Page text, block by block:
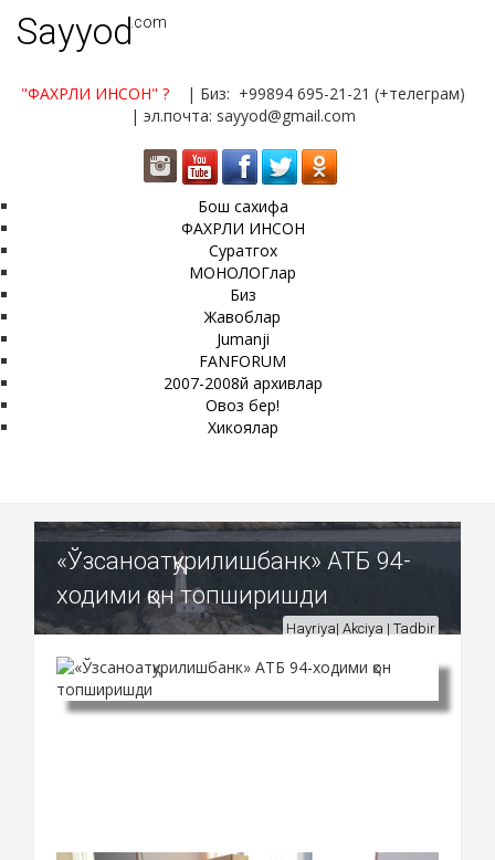
Sayyod.com
"ФАХРЛИ ИНСОН" ?
| Биз: +99894 695-21-21 (+телеграм)
| эл.почта: sayyod@gmail.com
Бош сахифа
ФАХРЛИ ИНСОН
Суратгох
МОНОЛОГлар
Биз
Жавоблар
Jumanji
FANFORUM
2007-2008й архивлар
Овоз бер!
Хикоялар
«Ўзсаноатқурилишбанк» АТБ 94-
ходими қон топширишди
Hayriya| Akciya | Tadbir